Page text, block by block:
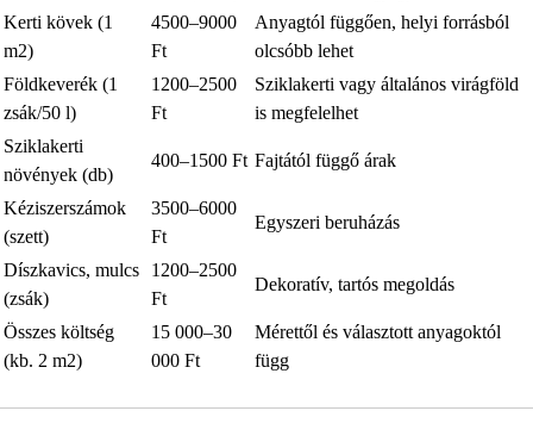
Kerti kövek (1
m2)
4500–9000
Ft
Anyagtól függően, helyi forrásból
olcsóbb lehet
Földkeverék (1
zsák/50 l)
1200–2500
Ft
Sziklakerti vagy általános virágföld
is megfelelhet
Sziklakerti
növények (db)
400–1500 Ft Fajtától függő árak
Kéziszerszámok
(szett)
3500–6000
Ft
Egyszeri beruházás
Díszkavics, mulcs
(zsák)
1200–2500
Ft
Dekoratív, tartós megoldás
Összes költség
(kb. 2 m2)
15 000–30
000 Ft
Mérettől és választott anyagoktól
függ